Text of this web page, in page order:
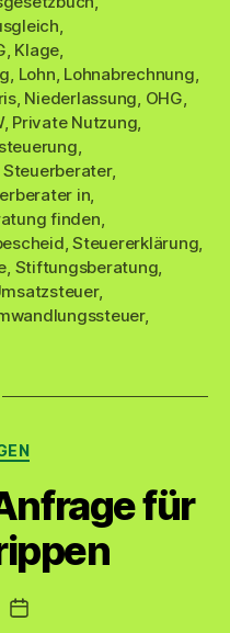
,
, Klage,
, Lohn, Lohnabrechnung,
, Niederlassung, OHG,
, Private Nutzung,
,
Steuerberater,
in,
finden,
,Steuererklärung,
, Stiftungsberatung,
,
,
für
Veröffentlichungsdatum